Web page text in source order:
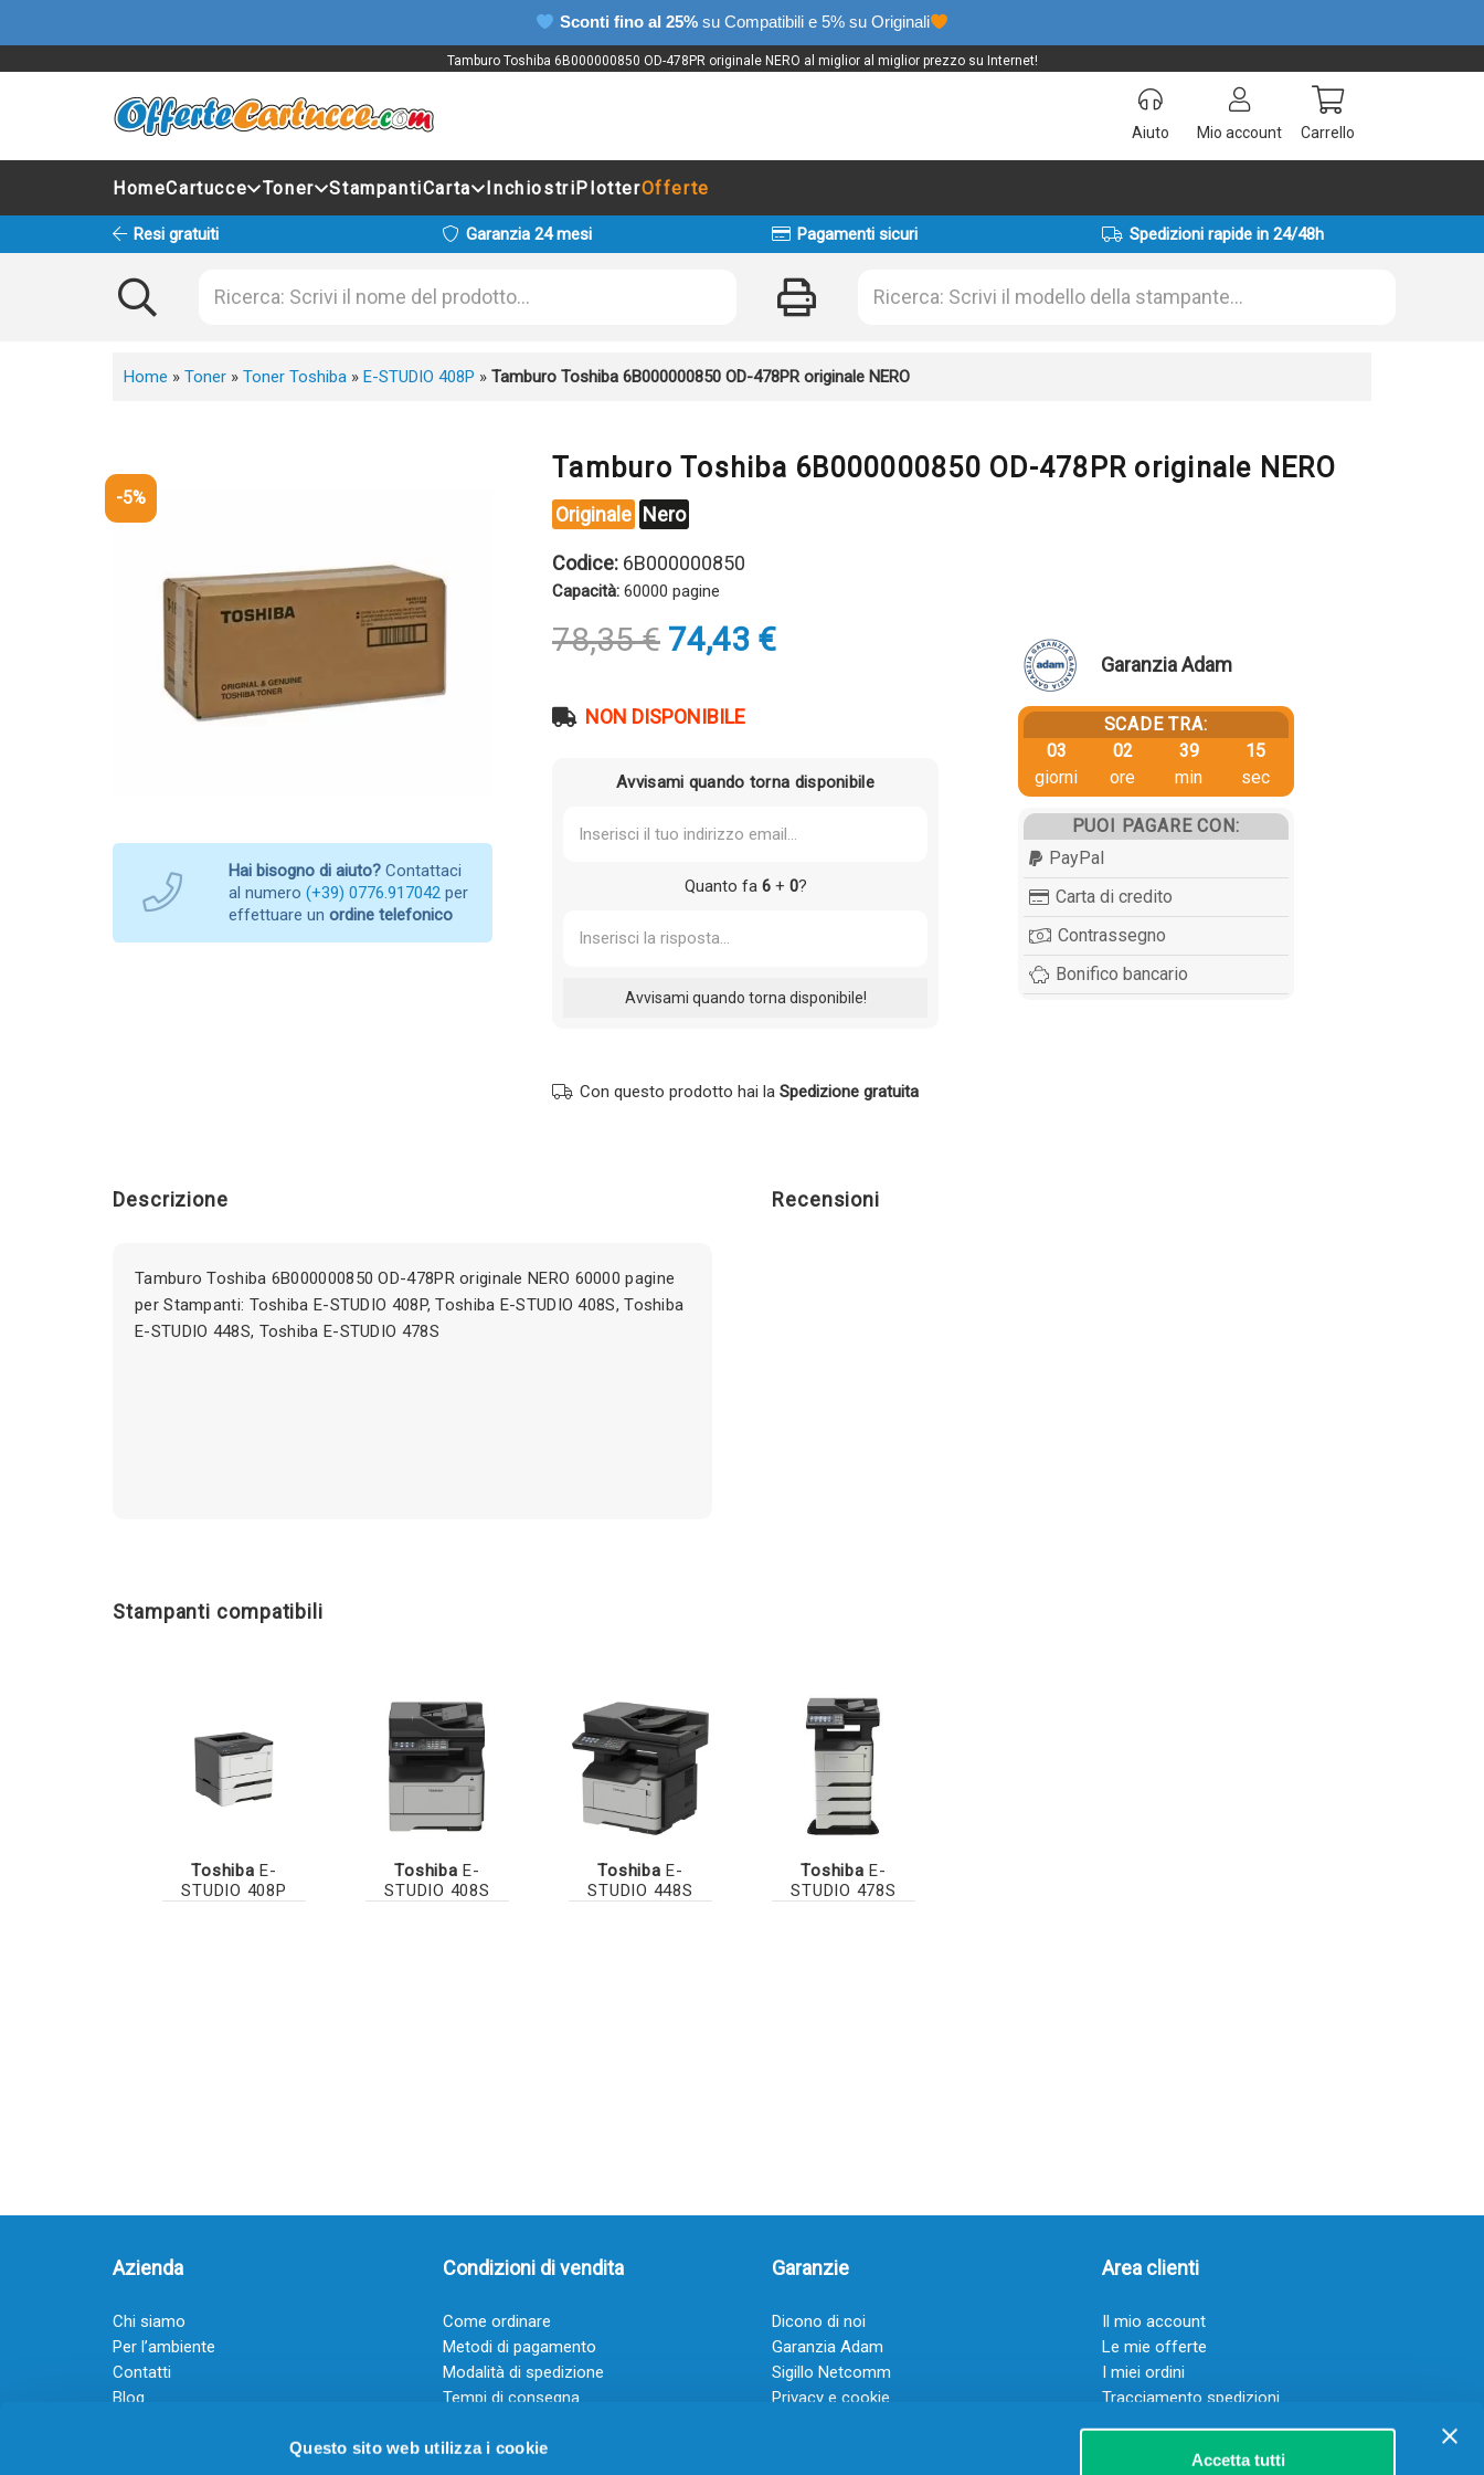
Questo sito web utilizza i cookie
Accetta tutti
Sconti fino al 25% su Compatibili e 5% su Originali
Tamburo Toshiba 6B000000850 OD-478PR originale NERO al miglior al miglior prezzo su Internet!
Aiuto Mio account Carrello
HomeCartucce Toner StampantiCarta InchiostriPlotterOfferte
Resi gratuiti Garanzia 24 mesi Pagamenti sicuri Spedizioni rapide in 24/48h
Home » Toner » Toner Toshiba » E-STUDIO 408P » Tamburo Toshiba 6B000000850 OD-478PR originale NERO
-5%
Hai bisogno di aiuto? Contattaci
al numero (+39) 0776.917042 per
effettuare un ordine telefonico
Tamburo Toshiba 6B000000850 OD-478PR originale NERO
Originale Nero
Codice: 6B000000850
Capacità: 60000 pagine
78,35€ Il
prezzo
era:
74,43 €Il
NON DISPONIBILE
Avvisami quando torna disponibile
Quanto fa 6+ 0?
Con questo prodotto hai la Spedizione gratuita
Garanzia Adam
SCADE TRA:
03
giorni
02
ore
39
min
15
sec
PUOI PAGARE CON:
PayPal
Carta di credito
Contrassegno
Bonifico bancario
Descrizione
Tamburo Toshiba 6B000000850 OD-478PR originale NERO 60000 pagine
per Stampanti: Toshiba E-STUDIO 408P, Toshiba E-STUDIO 408S, Toshiba
E-STUDIO 448S, Toshiba E-STUDIO 478S
Recensioni
Stampanti compatibili
Toshiba E-
STUDIO 408P
Toshiba E-
STUDIO 408S
Toshiba E-
STUDIO 448S
Toshiba E-
STUDIO 478S
Azienda
Chi siamo
Per l’ambiente
Contatti
Blog
Guadagna con il Dropship
Condizioni di vendita
Come ordinare
Metodi di pagamento
Modalità di spedizione
Tempi di consegna
Garanzie
Dicono di noi
Garanzia Adam
Sigillo Netcomm
Privacy e cookie
Area clienti
Il mio account
Le mie offerte
I miei ordini
Tracciamento spedizioni
Resi
Servizio clienti